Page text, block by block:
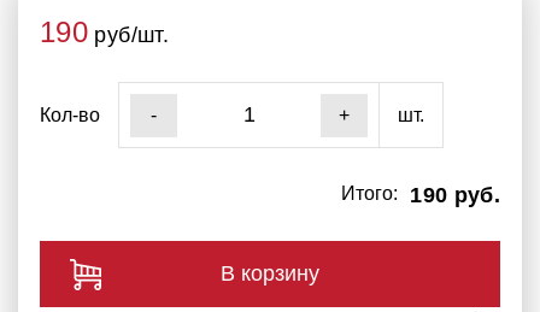
190 руб/шт.
Кол-во - + шт.
190 руб.
Итого:
В корзину